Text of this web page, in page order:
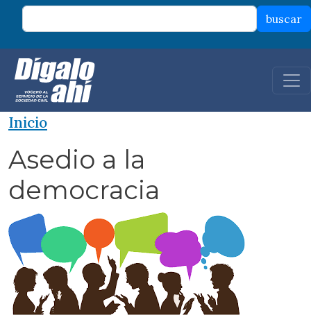
Pasar al contenido principal
buscar
Inicio
Asedio a la
democracia